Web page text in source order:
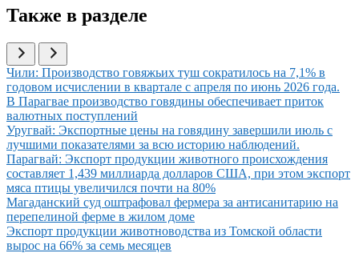
Также в разделе
Иллюстрация новости
Чили: Производство говяжьих туш сократилось на 7,1% в
годовом исчислении в квартале с апреля по июнь 2026 года.
Иллюстрация новости
В Парагвае производство говядины обеспечивает приток
валютных поступлений
Иллюстрация новости
Уругвай: Экспортные цены на говядину завершили июль с
лучшими показателями за всю историю наблюдений.
Иллюстрация новости
Парагвай: Экспорт продукции животного происхождения
составляет 1,439 миллиарда долларов США, при этом экспорт
мяса птицы увеличился почти на 80%
Иллюстрация новости
Магаданский суд оштрафовал фермера за антисанитарию на
перепелиной ферме в жилом доме
Иллюстрация новости
Экспорт продукции животноводства из Томской области
вырос на 66% за семь месяцев